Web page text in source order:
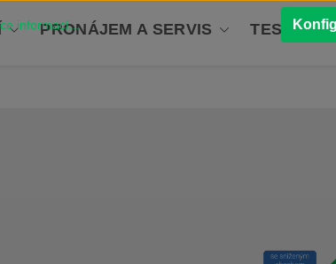
PRONÁJEM A SERVIS
informací...